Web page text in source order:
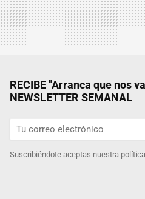
RECIBE "Arranca que nos
NEWSLETTER SEMANAL
Suscribiéndote aceptas nuestra